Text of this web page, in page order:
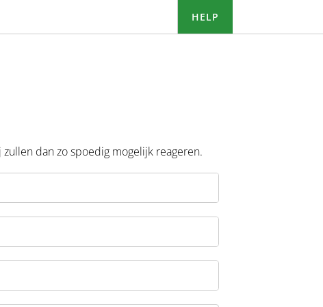
HELP
zullen dan zo spoedig mogelijk reageren.